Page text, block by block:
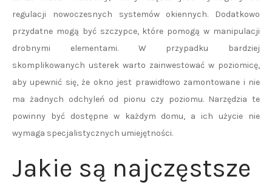
regulacji nowoczesnych systemów okiennych. Dodatkowo
przydatne mogą być szczypce, które pomogą w manipulacji
drobnymi elementami. W przypadku bardziej
skomplikowanych usterek warto zainwestować w poziomicę,
aby upewnić się, że okno jest prawidłowo zamontowane i nie
ma żadnych odchyleń od pionu czy poziomu. Narzędzia te
powinny być dostępne w każdym domu, a ich użycie nie
wymaga specjalistycznych umiejętności.
Jakie są najczęstsze